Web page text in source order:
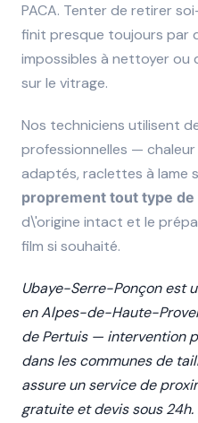
PACA. Tenter de retirer
finit presque toujours par
impossibles à nettoyer ou
sur le vitrage.
Nos techniciens utilisent
professionnelles —
adaptés, raclettes à lame
proprement tout type de
d\'origine intact et le
film si souhaité.
Ubaye-Serre-Ponçon est
en Alpes-de-Haute-
de Pertuis — intervention
dans les communes de
assure un service de
gratuite et devis sous